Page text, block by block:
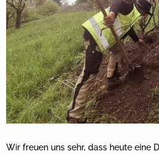
Wir freuen uns sehr, dass heute eine